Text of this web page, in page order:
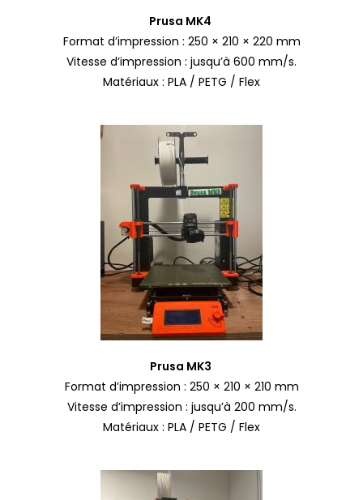
Prusa MK4
Format d’impression : 250 × 210 × 220 mm
Vitesse d’impression : jusqu’à 600 mm/s.
Matériaux : PLA / PETG / Flex
Prusa MK3
Format d’impression : 250 × 210 × 210 mm
Vitesse d’impression : jusqu’à 200 mm/s.
Matériaux : PLA / PETG / Flex